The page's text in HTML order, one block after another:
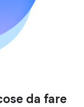
da fare